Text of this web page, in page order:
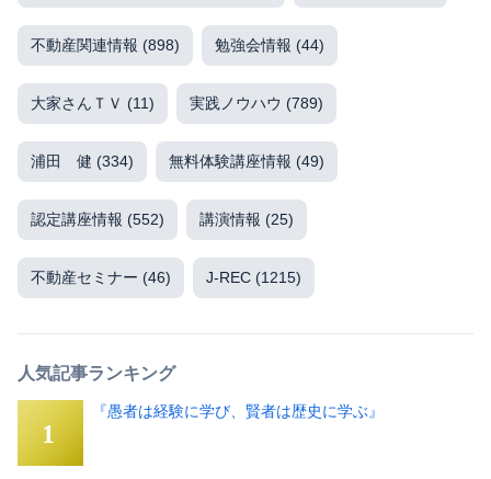
不動産関連情報 (898) 勉強会情報 (44)
大家さんＴＶ (11) 実践ノウハウ (789)
浦田 健 (334) 無料体験講座情報 (49)
認定講座情報 (552) 講演情報 (25)
不動産セミナー (46) J-REC (1215)
人気記事ランキング
『愚者は経験に学び、賢者は歴史に学ぶ』